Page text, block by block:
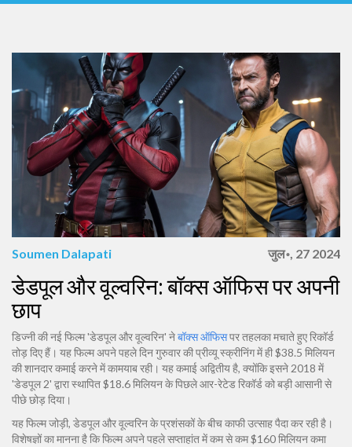
Soumen Dalapati जुल॰, 27 2024
डेडपूल और वूल्वरिन: बॉक्स ऑफिस पर अपनी
छाप
डिज्नी की नई फिल्म 'डेडपूल और वूल्वरिन' नेबॉक्स ऑफिसपर तहलका मचाते हुए रिकॉर्ड
तोड़ दिए हैं। यह फिल्म अपने पहले दिन गुरुवार की प्रीव्यू स्क्रीनिंग में ही $38.5 मिलियन
की शानदार कमाई करने में कामयाब रही। यह कमाई अद्वितीय है, क्योंकि इसने 2018 में
'डेडपूल 2' द्वारा स्थापित $18.6 मिलियन के पिछले आर-रेटेड रिकॉर्ड को बड़ी आसानी से
पीछे छोड़ दिया।
यह फिल्म जोड़ी, डेडपूल और वूल्वरिन के प्रशंसकों के बीच काफी उत्साह पैदा कर रही है।
विशेषज्ञों का मानना है कि फिल्म अपने पहले सप्ताहांत में कम से कम $160 मिलियन कमा